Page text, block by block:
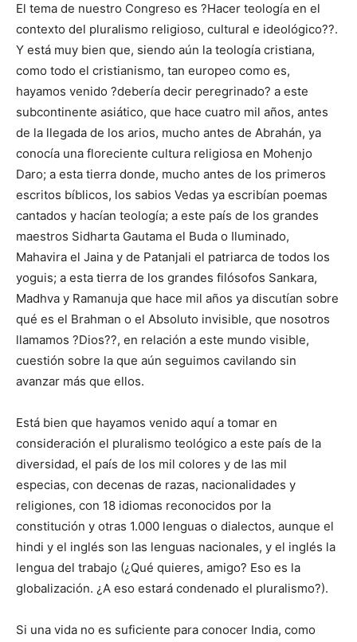
El tema de nuestro Congreso es ?Hacer teología en el
contexto del pluralismo religioso, cultural e ideológico??.
Y está muy bien que, siendo aún la teología cristiana,
como todo el cristianismo, tan europeo como es,
hayamos venido ?debería decir peregrinado? a este
subcontinente asiático, que hace cuatro mil años, antes
de la llegada de los arios, mucho antes de Abrahán, ya
conocía una floreciente cultura religiosa en Mohenjo
Daro; a esta tierra donde, mucho antes de los primeros
escritos bíblicos, los sabios Vedas ya escribían poemas
cantados y hacían teología; a este país de los grandes
maestros Sidharta Gautama el Buda o Iluminado,
Mahavira el Jaina y de Patanjali el patriarca de todos los
yoguis; a esta tierra de los grandes filósofos Sankara,
Madhva y Ramanuja que hace mil años ya discutían sobre
qué es el Brahman o el Absoluto invisible, que nosotros
llamamos ?Dios??, en relación a este mundo visible,
cuestión sobre la que aún seguimos cavilando sin
avanzar más que ellos.
Está bien que hayamos venido aquí a tomar en
consideración el pluralismo teológico a este país de la
diversidad, el país de los mil colores y de las mil
especias, con decenas de razas, nacionalidades y
religiones, con 18 idiomas reconocidos por la
constitución y otras 1.000 lenguas o dialectos, aunque el
hindi y el inglés son las lenguas nacionales, y el inglés la
lengua del trabajo (¿Qué quieres, amigo? Eso es la
globalización. ¿A eso estará condenado el pluralismo?).
Si una vida no es suficiente para conocer India, como